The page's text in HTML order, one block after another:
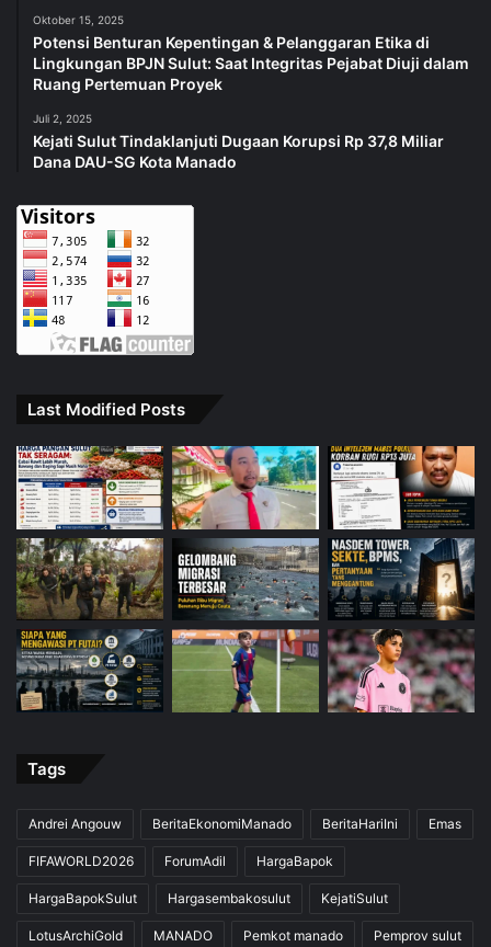
Oktober 15, 2025
Potensi Benturan Kepentingan & Pelanggaran Etika di
Lingkungan BPJN Sulut: Saat Integritas Pejabat Diuji dalam
Ruang Pertemuan Proyek
Juli 2, 2025
Kejati Sulut Tindaklanjuti Dugaan Korupsi Rp 37,8 Miliar
Dana DAU-SG Kota Manado
Last Modified Posts
Tags
Andrei Angouw BeritaEkonomiManado BeritaHariIni Emas
FIFAWORLD2026 ForumAdil HargaBapok
HargaBapokSulut Hargasembakosulut KejatiSulut
LotusArchiGold MANADO Pemkot manado Pemprov sulut